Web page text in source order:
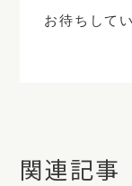
お待ちして
関連記事